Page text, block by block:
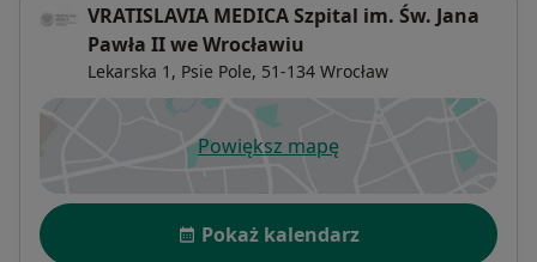
VRATISLAVIA MEDICA Szpital im. Św. Jana
Pawła II we Wrocławiu
Lekarska 1, Psie Pole, 51-134 Wrocław
Powiększ mapęotwiera się w nowej karcie
Dostępność
Pokaż kalendarz